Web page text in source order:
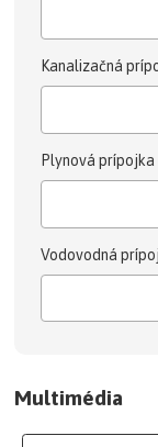
Kanalizačná
Plynová prípojka
Vodovodná
Multimédia